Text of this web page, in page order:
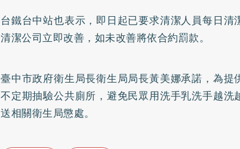
台鐵台中站也表示，即日起已要求清潔人員每日清
清潔公司立即改善，如未改善將依合約罰款。
臺中市政府衛生局長衛生局局長黃美娜承諾，為提
不定期抽驗公共廁所，避免民眾用洗手乳洗手越洗
送相關衛生局懲處。